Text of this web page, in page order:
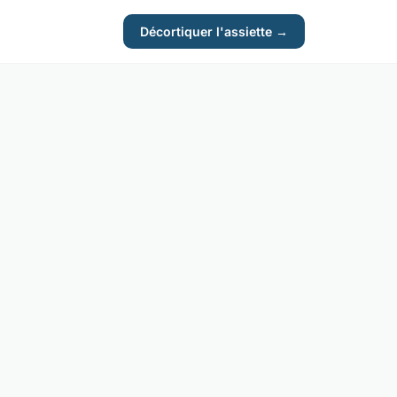
Décortiquer l'assiette →